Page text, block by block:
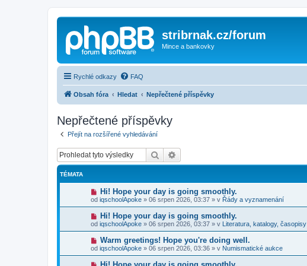
stribrnak.cz/forum
Mince a bankovky
Rychlé odkazy FAQ
Obsah fóra Hledat Nepřečtené příspěvky
Nepřečtené příspěvky
Přejít na rozšířené vyhledávání
Hledat
TÉMATA
N
o
v
ý
p
ř
í
s
p
ě
v
Hi! Hope your day is going smoothly.
od iqschoolApoke » 06 srpen 2026, 03:37 » v Řády a vyznamenání
N
o
v
ý
p
ř
í
Hi! Hope your day is going smoothly.
od iqschoolApoke » 06 srpen 2026, 03:37 » v Literatura, katalogy, časopisy
N
o
v
ý
Warm greetings! Hope you're doing well.
od iqschoolApoke » 06 srpen 2026, 03:36 » v Numismatické aukce
N